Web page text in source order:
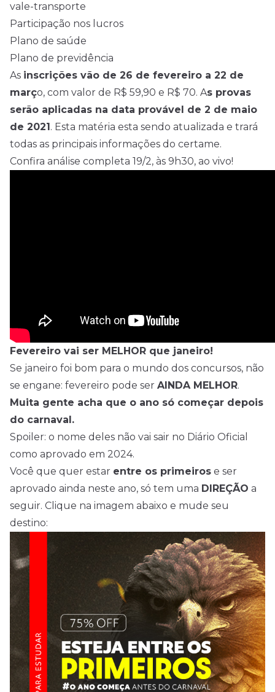
vale-transporte
Participação nos lucros
Plano de saúde
Plano de previdência
As inscrições vão de 26 de fevereiro a 22 de
março, com valor de R$ 59,90 e R$ 70. As provas
serão aplicadas na data provável de 2 de maio
de 2021. Esta matéria esta sendo atualizada e trará
todas as principais informações do certame.
Confira análise completa 19/2, às 9h30, ao vivo!
Fevereiro vai ser MELHOR que janeiro!
Se janeiro foi bom para o mundo dos concursos, não
se engane: fevereiro pode ser AINDA MELHOR.
Muita gente acha que o ano só começar depois
do carnaval.
Spoiler: o nome deles não vai sair no Diário Oficial
como aprovado em 2024.
Você que quer estar entre os primeiros e ser
aprovado ainda neste ano, só tem uma DIREÇÃO a
seguir. Clique na imagem abaixo e mude seu
destino: